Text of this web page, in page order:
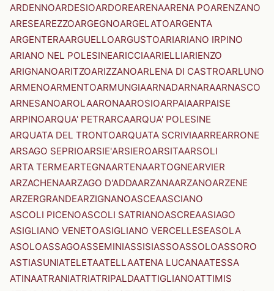
ARDENNOARDESIOARDOREARENAARENA POARENZANO
ARESEAREZZOARGEGNOARGELATOARGENTA
ARGENTERAARGUELLOARGUSTOARIARIANO IRPINO
ARIANO NEL POLESINEARICCIAARIELLIARIENZO
ARIGNANOARITZOARIZZANOARLENA DI CASTROARLUNO
ARMENOARMENTOARMUNGIAARNADARNARAARNASCO
ARNESANOAROLAARONAAROSIOARPAIAARPAISE
ARPINOARQUA' PETRARCAARQUA' POLESINE
ARQUATA DEL TRONTOARQUATA SCRIVIAARREARRONE
ARSAGO SEPRIOARSIE'ARSIEROARSITAARSOLI
ARTA TERMEARTEGNAARTENAARTOGNEARVIER
ARZACHENAARZAGO D'ADDAARZANAARZANOARZENE
ARZERGRANDEARZIGNANOASCEAASCIANO
ASCOLI PICENOASCOLI SATRIANOASCREAASIAGO
ASIGLIANO VENETOASIGLIANO VERCELLESEASOLA
ASOLOASSAGOASSEMINIASSISIASSOASSOLOASSORO
ASTIASUNIATELETAATELLAATENA LUCANAATESSA
ATINAATRANIATRIATRIPALDAATTIGLIANOATTIMIS